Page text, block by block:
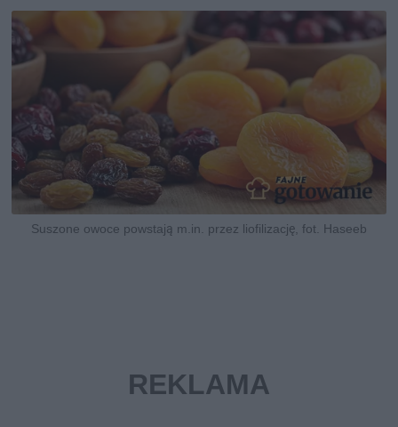
Suszone owoce powstają m.in. przez liofilizację, fot. Haseeb